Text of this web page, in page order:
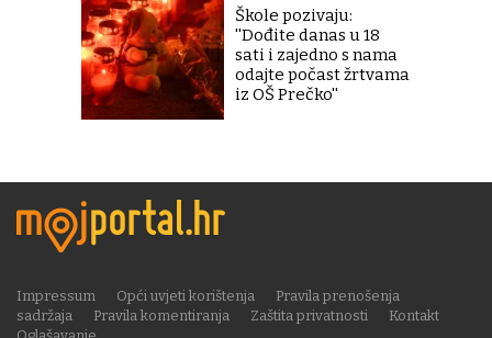
Škole pozivaju:
''Dođite danas u 18
sati i zajedno s nama
odajte počast žrtvama
iz OŠ Prečko''
Impressum Opći uvjeti korištenja
Pravila prenošenja
sadržaja
Pravila komentiranja Zaštita privatnosti
Kontakt